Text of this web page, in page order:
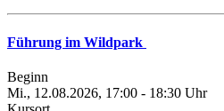
Führung im Wildpark
Beginn
Mi., 12.08.2026, 17:00 - 18:30 Uhr